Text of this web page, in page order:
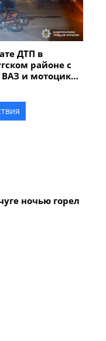
ДТП в
районе с
и мотоцикла
ночью горел